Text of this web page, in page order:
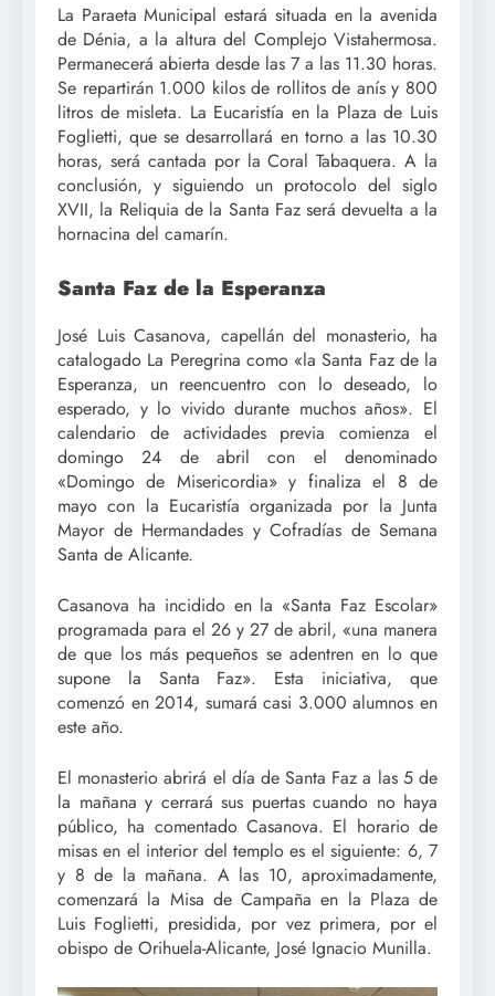
La Paraeta Municipal estará situada en la avenida
de Dénia, a la altura del Complejo Vistahermosa.
Permanecerá abierta desde las 7 a las 11.30 horas.
Se repartirán 1.000 kilos de rollitos de anís y 800
litros de misleta. La Eucaristía en la Plaza de Luis
Foglietti, que se desarrollará en torno a las 10.30
horas, será cantada por la Coral Tabaquera. A la
conclusión, y siguiendo un protocolo del siglo
XVII, la Reliquia de la Santa Faz será devuelta a la
hornacina del camarín.
Santa Faz de la Esperanza
José Luis Casanova, capellán del monasterio, ha
catalogado La Peregrina como «la Santa Faz de la
Esperanza, un reencuentro con lo deseado, lo
esperado, y lo vivido durante muchos años». El
calendario de actividades previa comienza el
domingo 24 de abril con el denominado
«Domingo de Misericordia» y finaliza el 8 de
mayo con la Eucaristía organizada por la Junta
Mayor de Hermandades y Cofradías de Semana
Santa de Alicante.
Casanova ha incidido en la «Santa Faz Escolar»
programada para el 26 y 27 de abril, «una manera
de que los más pequeños se adentren en lo que
supone la Santa Faz». Esta iniciativa, que
comenzó en 2014, sumará casi 3.000 alumnos en
este año.
El monasterio abrirá el día de Santa Faz a las 5 de
la mañana y cerrará sus puertas cuando no haya
público, ha comentado Casanova. El horario de
misas en el interior del templo es el siguiente: 6, 7
y 8 de la mañana. A las 10, aproximadamente,
comenzará la Misa de Campaña en la Plaza de
Luis Foglietti, presidida, por vez primera, por el
obispo de Orihuela-Alicante, José Ignacio Munilla.